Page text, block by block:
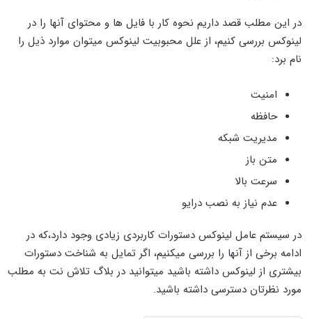
در این مطلب قصد داریم نحوه کار با فایل ها و محتوای آنها را در
لینوکس بررسی کنیم، از علل محبوبیت لینوکس میتوان موارد ذیل را
نام برد:
امنیت
حافظه
مدیریت شبکه
متن باز
سرعت بالا
عدم نیاز به نصب درایو
در سیستم عامل لینوکس دستورات کاربردی زیادی وجود دارد،که در
ادامه برخی از آنها را بررسی میکنیم، اگر تمایل به شناخت دستورات
بیشتری از لینوکس داشته باشید میتوانید در بلاگ تلاش نت به مطلب
مورد نظرتان دسترسی داشته باشید.